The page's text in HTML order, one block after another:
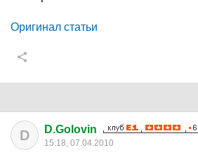
Оригинал статьи
D D.Golovin
15:18, 07.04.2010